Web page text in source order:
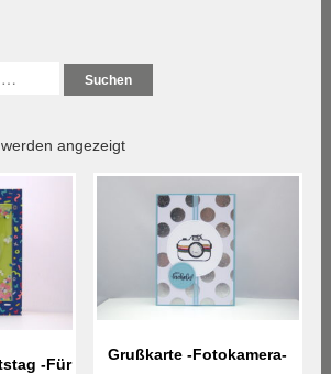
Suchen
angezeigtNach
sortiert
-Für
Grußkarte -Fotokamera-